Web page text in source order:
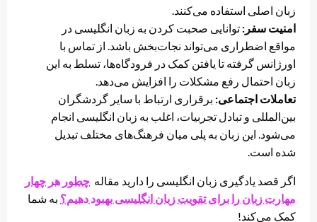
زبان اصلی استفاده می‌کنند.
امنیت سفر: توانایی صحبت کردن به زبان انگلیسی در
مواقع اضطراری می‌تواند نجات‌بخش باشد. از تماس با
اورژانس گرفته تا یافتن کمک در فرودگاه‌ها، تسلط به این
زبان احتمال رفع مشکلات را افزایش می‌دهد.
تعاملات اجتماعی: برقراری ارتباط با سایر گردشگران
بین‌المللی و تبادل تجربیات، اغلب به زبان انگلیسی انجام
می‌شود. این زبان به پلی میان فرهنگ‌های مختلف تبدیل
شده است.
اگر قصد یادگیری زبان انگلیسی را دارید مقاله چطور هر چهار
مهارت زبان را برای تقویت زبان انگلیسی بهبود دهیم؟ به شما
کمک می‌کند!